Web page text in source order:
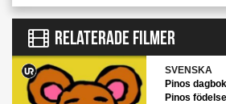
RELATERADE FILMER
SVENSKA
Pinos
Pinos